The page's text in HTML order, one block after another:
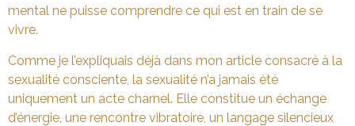
mental ne puisse comprendre ce qui est en train de se
vivre.
Comme je l’expliquais déjà dans mon article consacré à la
sexualité consciente, la sexualité n’a jamais été
uniquement un acte charnel. Elle constitue un échange
d’énergie, une rencontre vibratoire, un langage silencieux